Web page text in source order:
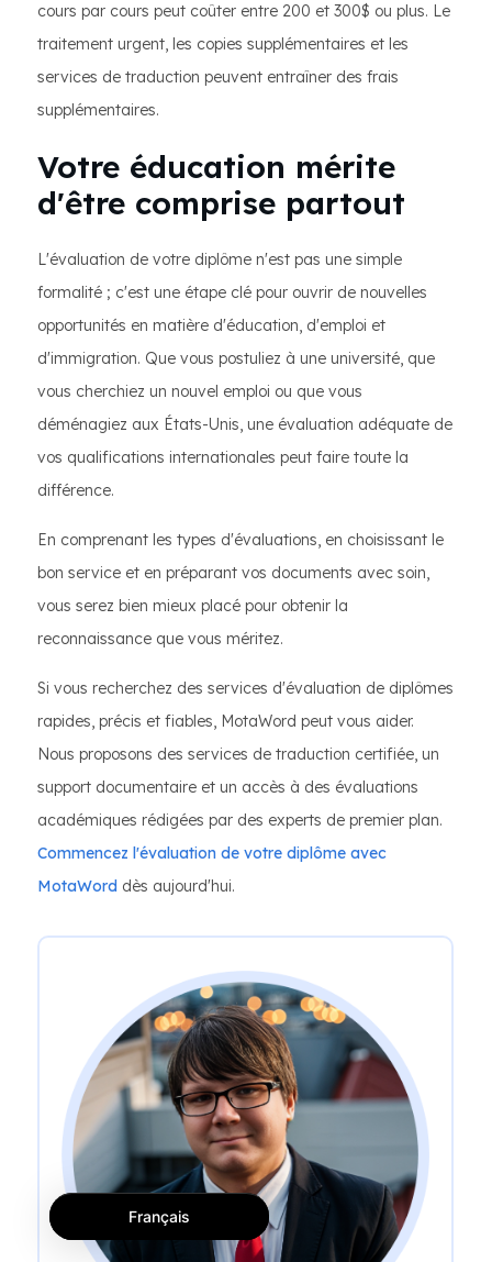
cours par cours peut coûter entre 200 et 300$ ou plus. Le
traitement urgent, les copies supplémentaires et les
services de traduction peuvent entraîner des frais
supplémentaires.
Votre éducation mérite
d'être comprise partout
L'évaluation de votre diplôme n'est pas une simple
formalité ; c'est une étape clé pour ouvrir de nouvelles
opportunités en matière d'éducation, d'emploi et
d'immigration. Que vous postuliez à une université, que
vous cherchiez un nouvel emploi ou que vous
déménagiez aux États-Unis, une évaluation adéquate de
vos qualifications internationales peut faire toute la
différence.
En comprenant les types d'évaluations, en choisissant le
bon service et en préparant vos documents avec soin,
vous serez bien mieux placé pour obtenir la
reconnaissance que vous méritez.
Si vous recherchez des services d'évaluation de diplômes
rapides, précis et fiables, MotaWord peut vous aider.
Nous proposons des services de traduction certifiée, un
support documentaire et un accès à des évaluations
académiques rédigées par des experts de premier plan.
Commencez l'évaluation de votre diplôme avec
MotaWord dès aujourd'hui.
Français